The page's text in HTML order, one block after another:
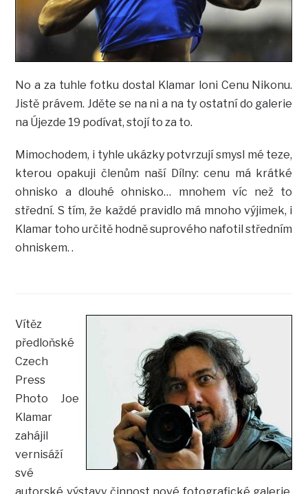
No a za tuhle fotku dostal Klamar loni Cenu Nikonu.
Jistě právem. Jděte se na ni a na ty ostatní do galerie
na Újezde 19 podívat, stojí to za to.
Mimochodem, i tyhle ukázky potvrzují smysl mé teze,
kterou opakuji členům naší Dílny: cenu má krátké
ohnisko a dlouhé ohnisko… mnohem víc než to
střední. S tím, že každé pravidlo má mnoho výjimek, i
Klamar toho určitě hodně suprového nafotil středním
ohniskem. .
Vítěz
předloňské
Czech
Press
Photo Joe
Klamar
zahájil
vernisáží
své